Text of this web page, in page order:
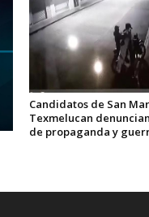
Candidatos de San
Texmelucan
de propaganda y